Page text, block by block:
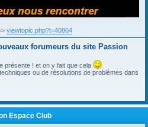
viewtopic.php?t=40864
forumeurs du site Passion
présente ! et on y fait que cela
ou de résolutions de problèmes dans
Espace Club